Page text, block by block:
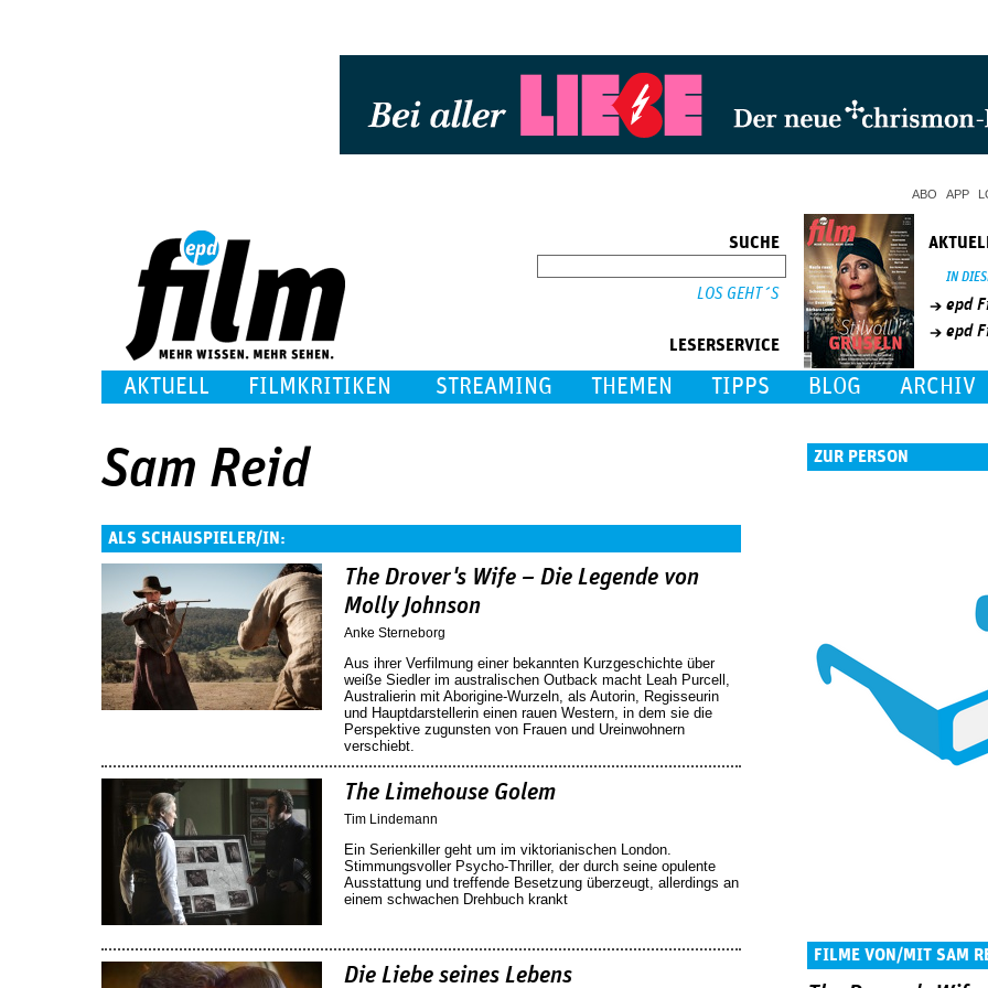
ABO APP
SUCHE
LESERSERVICE
IN
epd
epd
AKTUELL FILMKRITIKEN STREAMING THEMEN TIPPS BLOG ARCHIV
Sam Reid
ALS SCHAUSPIELER/IN:
The Drover's Wife – Die Legende von
Molly Johnson
Anke Sterneborg
Aus ihrer Verfilmung einer bekannten Kurzgeschichte über
weiße Siedler im australischen Outback macht Leah Purcell,
Australierin mit Aborigine-Wurzeln, als Autorin, Regisseurin
und Hauptdarstellerin einen rauen Western, in dem sie die
Perspektive zugunsten von Frauen und Ureinwohnern
verschiebt.
The Limehouse Golem
Tim Lindemann
Ein Serienkiller geht um im viktorianischen London.
Stimmungsvoller Psycho-Thriller, der durch seine opulente
Ausstattung und treffende Besetzung überzeugt, allerdings an
einem schwachen Drehbuch krankt
Die Liebe seines Lebens
ZUR PERSON
FILME VON/MIT SAM